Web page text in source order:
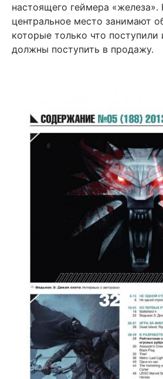
настоящего геймера «железа».
центральное место занимают
которые только что поступили
должны поступить в продажу.